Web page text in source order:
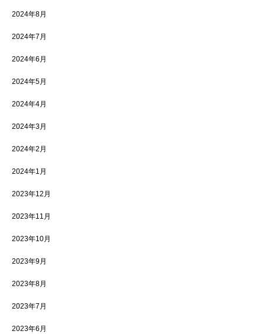
2024年8月
2024年7月
2024年6月
2024年5月
2024年4月
2024年3月
2024年2月
2024年1月
2023年12月
2023年11月
2023年10月
2023年9月
2023年8月
2023年7月
2023年6月